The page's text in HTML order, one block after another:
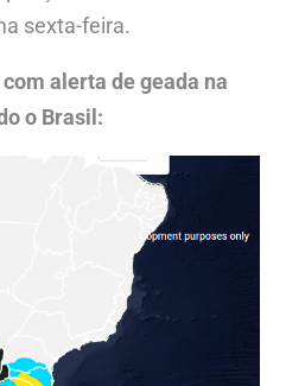
sexta-feira.
alerta de geada na
o Brasil: